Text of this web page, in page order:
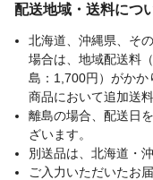
配送地域・送料につ
北海道、沖縄県、そ
場合は、地域配送料
島：1,700円）がかか
商品において追加送
離島の場合、配送日
ざいます。
別送品は、北海道・
ご入力いただいたお